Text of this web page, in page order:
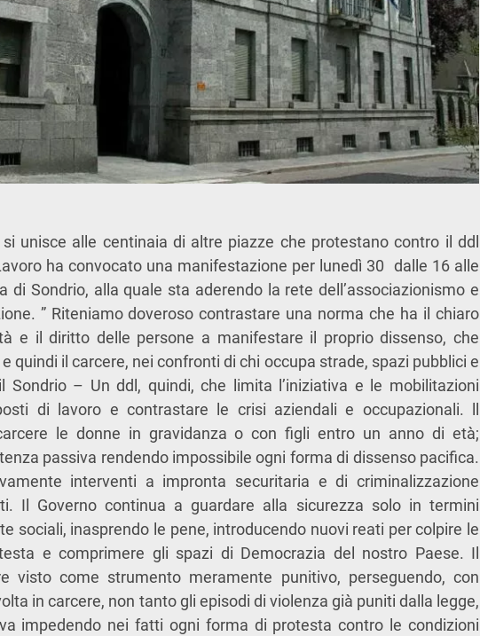
unisce alle centinaia di altre piazze che protestano contro il ddl
ha convocato una manifestazione per lunedì 30 dalle 16 alle
di Sondrio, alla quale sta aderendo la rete dell’associazionismo e
” Riteniamo doveroso contrastare una norma che ha il chiaro
e il diritto delle persone a manifestare il proprio dissenso, che
quindi il carcere, nei confronti di chi occupa strade, spazi pubblici e
Sondrio – Un ddl, quindi, che limita l’iniziativa e le mobilitazioni
di lavoro e contrastare le crisi aziendali e occupazionali. ll
le donne in gravidanza o con figli entro un anno di età;
passiva rendendo impossibile ogni forma di dissenso pacifica.
interventi a impronta securitaria e di criminalizzazione
Il Governo continua a guardare alla sicurezza solo in termini
sociali, inasprendo le pene, introducendo nuovi reati per colpire le
e comprimere gli spazi di Democrazia del nostro Paese. Il
visto come strumento meramente punitivo, perseguendo, con
in carcere, non tanto gli episodi di violenza già puniti dalla legge,
impedendo nei fatti ogni forma di protesta contro le condizioni